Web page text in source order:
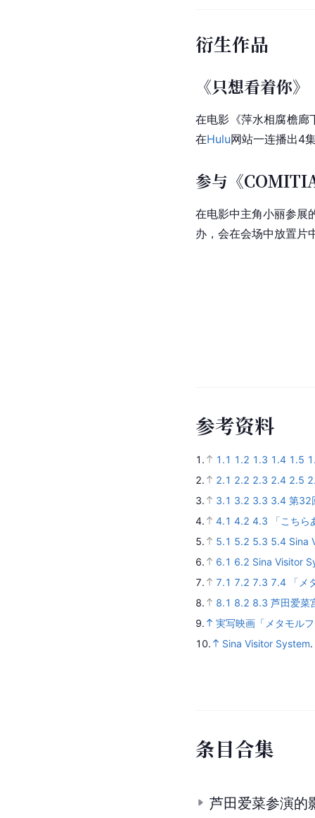
衍生作品
《只想看着你》
在电影《萍水相腐檐廊
在Hulu网站一连播出4
参与《
在电影中主角小丽参展
办，会在会场中放置片
参考资料
1. 1.1 1.2 1.3 1.4 1.5
2.
2.1 2.2 2.3 2.4 2.5
3.
3.1 3.2 3.3 3.4 第32
4.
4.1 4.2 4.3
「こち
5.
5.1 5.2 5.3 5.4 Sina
6.
6.1 6.2 Sina Visitor
7.
7.1 7.2 7.3 7.4
「
8.
8.1 8.2 8.3 芦田爱菜
9.
実写映画「メタモル
10.
Sina Visitor System.
条目合集
芦田爱菜参演的